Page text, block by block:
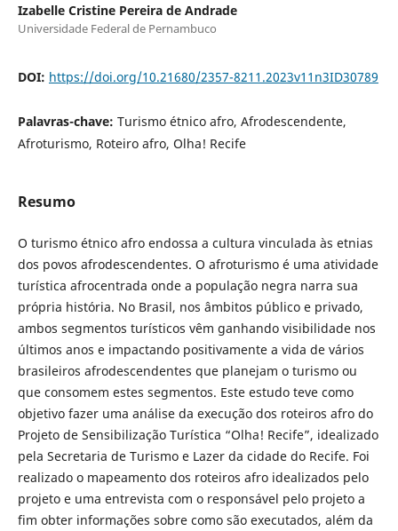
Izabelle Cristine Pereira de Andrade
Universidade Federal de Pernambuco
DOI: https://doi.org/10.21680/2357-8211.2023v11n3ID30789
Palavras-chave: Turismo étnico afro, Afrodescendente,
Afroturismo, Roteiro afro, Olha! Recife
Resumo
O turismo étnico afro endossa a cultura vinculada às etnias
dos povos afrodescendentes. O afroturismo é uma atividade
turística afrocentrada onde a população negra narra sua
própria história. No Brasil, nos âmbitos público e privado,
ambos segmentos turísticos vêm ganhando visibilidade nos
últimos anos e impactando positivamente a vida de vários
brasileiros afrodescendentes que planejam o turismo ou
que consomem estes segmentos. Este estudo teve como
objetivo fazer uma análise da execução dos roteiros afro do
Projeto de Sensibilização Turística “Olha! Recife”, idealizado
pela Secretaria de Turismo e Lazer da cidade do Recife. Foi
realizado o mapeamento dos roteiros afro idealizados pelo
projeto e uma entrevista com o responsável pelo projeto a
fim obter informações sobre como são executados, além da